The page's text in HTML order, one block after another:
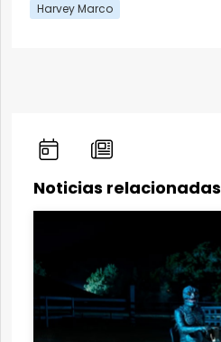
Harvey Marco
Noticias relacionadas